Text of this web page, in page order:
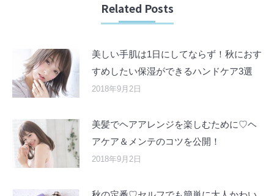
Related Posts
美しい手肌は1日にしてならず！秋におす
すめしたい保湿ができるハンドケア3選
2018年9月2日
美髪でヘアアレンジを楽しむために♡ヘ
アケア＆メンテのコツを公開！
2018年9月2日